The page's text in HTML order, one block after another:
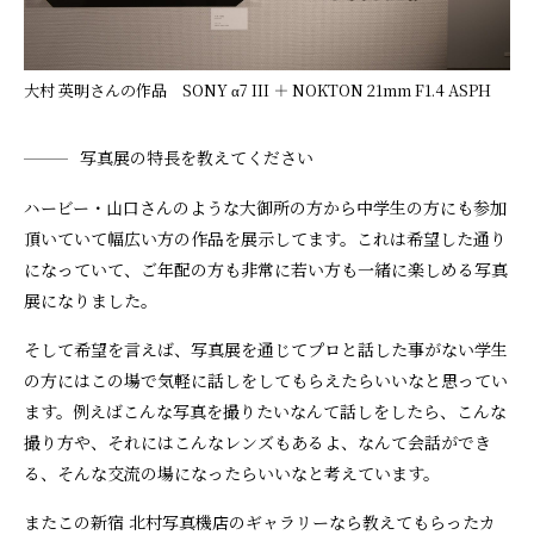
大村 英明さんの作品 SONY α7 III ＋ NOKTON 21mm F1.4 ASPH
写真展の特長を教えてください
ハービー・山口さんのような大御所の方から中学生の方にも参加
頂いていて幅広い方の作品を展示してます。これは希望した通り
になっていて、ご年配の方も非常に若い方も一緒に楽しめる写真
展になりました。
そして希望を言えば、写真展を通じてプロと話した事がない学生
の方にはこの場で気軽に話しをしてもらえたらいいなと思ってい
ます。例えばこんな写真を撮りたいなんて話しをしたら、こんな
撮り方や、それにはこんなレンズもあるよ、なんて会話ができ
る、そんな交流の場になったらいいなと考えています。
またこの新宿 北村写真機店のギャラリーなら教えてもらったカ